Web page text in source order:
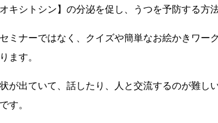
キシトシン】の分泌を促し、うつを予防する方
ミナーではなく、クイズや簡単なお絵かきワー
ます。
が出ていて、話したり、人と交流するのが難し
す。